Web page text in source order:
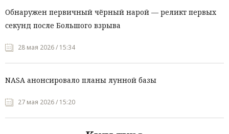
Обнаружен первичный чёрный нарой — реликт первых
секунд после Большого взрыва
28 мая 2026 / 15:34
NASA анонсировало планы лунной базы
27 мая 2026 / 15:20